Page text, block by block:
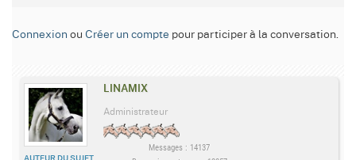
Connexion ou Créer un compte pour participer à la conversation.
LINAMIX
AUTEUR DU SUJET
Administrateur
Messages : 14137